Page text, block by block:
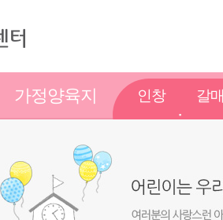
가정양육지
인창 갈매